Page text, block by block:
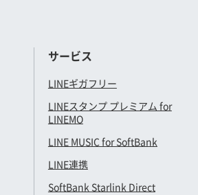
サービス
LINEギガフリー
LINEスタンプ プレミアム for
LINEMO
LINE MUSIC for SoftBank
LINE連携
SoftBank Starlink Direct